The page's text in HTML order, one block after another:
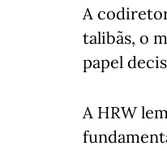
A
talibãs, o
papel
A HRW